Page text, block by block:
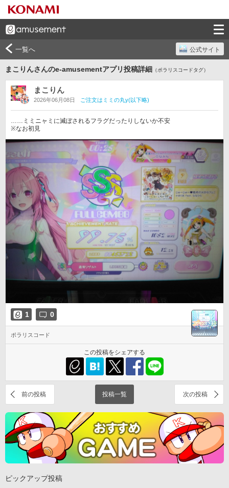
一覧へ 公式サイト
まこりんさんのe-amusementアプリ投稿詳細 （ポラリスコードタグ）
まこりん
2026年06月08日 ご注文はミミの丸y(以下略)
……ミミニャミに滅ぼされるフラグだったりしないか不安
※なお初見
1 0
ポラリスコード
この投稿をシェアする
前の投稿 投稿一覧 次の投稿
ピックアップ投稿